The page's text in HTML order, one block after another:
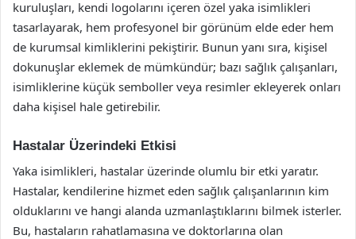
kuruluşları, kendi logolarını içeren özel yaka isimlikleri
tasarlayarak, hem profesyonel bir görünüm elde eder hem
de kurumsal kimliklerini pekiştirir. Bunun yanı sıra, kişisel
dokunuşlar eklemek de mümkündür; bazı sağlık çalışanları,
isimliklerine küçük semboller veya resimler ekleyerek onları
daha kişisel hale getirebilir.
Hastalar Üzerindeki Etkisi
Yaka isimlikleri, hastalar üzerinde olumlu bir etki yaratır.
Hastalar, kendilerine hizmet eden sağlık çalışanlarının kim
olduklarını ve hangi alanda uzmanlaştıklarını bilmek isterler.
Bu, hastaların rahatlamasına ve doktorlarına olan